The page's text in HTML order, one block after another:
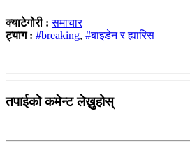
क्याटेगोरी :समाचार
ट्याग : #breaking, #बाइडेन र ह्यारिस
तपाईको कमेन्ट लेख्नुहोस्